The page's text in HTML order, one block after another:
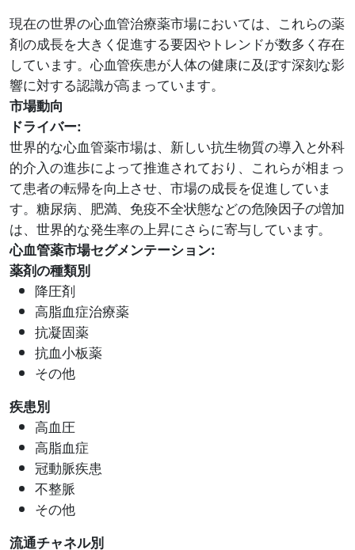
現在の世界の心血管治療薬市場においては、これらの薬
剤の成長を大きく促進する要因やトレンドが数多く存在
しています。心血管疾患が人体の健康に及ぼす深刻な影
響に対する認識が高まっています。
市場動向
ドライバー:
世界的な心血管薬市場は、新しい抗生物質の導入と外科
的介入の進歩によって推進されており、これらが相まっ
て患者の転帰を向上させ、市場の成長を促進していま
す。糖尿病、肥満、免疫不全状態などの危険因子の増加
は、世界的な発生率の上昇にさらに寄与しています。
心血管薬市場セグメンテーション:
薬剤の種類別
降圧剤
高脂血症治療薬
抗凝固薬
抗血小板薬
その他
疾患別
高血圧
高脂血症
冠動脈疾患
不整脈
その他
流通チャネル別